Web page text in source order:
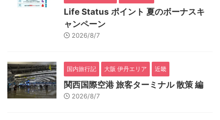
Life Status ポイント 夏のボーナスキ
ャンペーン
2026/8/7
国内旅行記 大阪 伊丹エリア 近畿
関西国際空港 旅客ターミナル 散策 編
2026/8/7